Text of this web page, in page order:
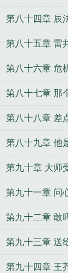
第八十四章 辰
第八十五章 雷
第八十六章 危
第八十七章 那
第八十八章 差
第八十九章 他
第九十章 大师
第九十一章 问
第九十二章 敢
第九十三章 送
第九十四章 王